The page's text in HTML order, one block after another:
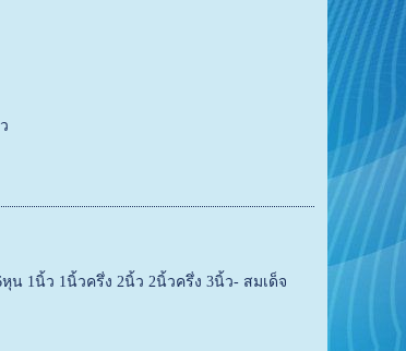
1นิ้ว 1นิ้วครึ่ง 2นิ้ว 2นิ้วครึ่ง 3นิ้ว- สมเด็จ